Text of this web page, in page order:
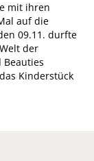
mit ihren
auf die
09.11. durfte
der
Beauties
Kinderstück